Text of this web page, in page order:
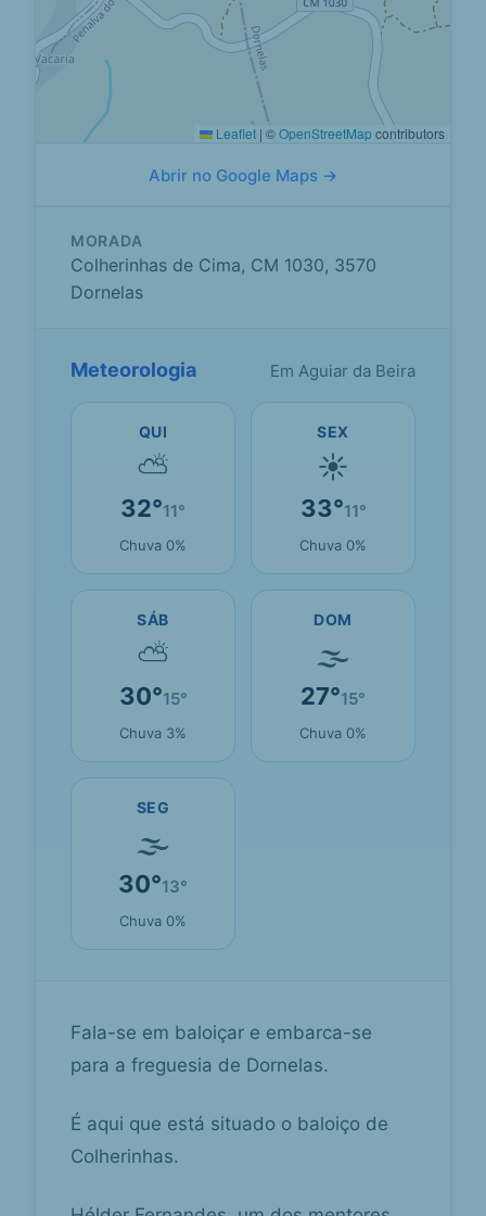
Leaflet | ©OpenStreetMapcontributors
Abrir no Google Maps →
MORADA
Colherinhas de Cima, CM 1030, 3570
Dornelas
Meteorologia Em Aguiar da Beira
QUI
⛅
32°11°
Chuva 0%
SEX
☀
33°11°
Chuva 0%
SÁB
⛅
30°15°
Chuva 3%
DOM
🌫
27°15°
Chuva 0%
SEG
🌫
30°13°
Chuva 0%
Fala-se em baloiçar e embarca-se
para a freguesia de Dornelas.
É aqui que está situado o baloiço de
Colherinhas.